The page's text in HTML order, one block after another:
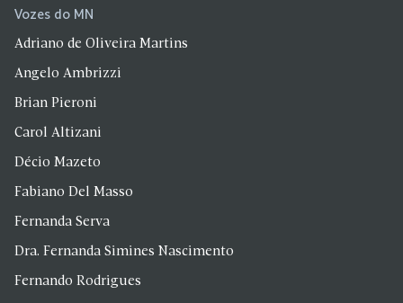
Vozes do MN
Adriano de Oliveira Martins
Angelo Ambrizzi
Brian Pieroni
Carol Altizani
Décio Mazeto
Fabiano Del Masso
Fernanda Serva
Dra. Fernanda Simines Nascimento
Fernando Rodrigues